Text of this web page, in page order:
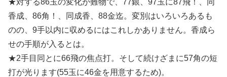
香成、86角！、同成香、88金迄。変別はいろいろあるも
のの、9手以内に収めるにはこれしかありません。香成ら
せの手順が入るとは。
★2手目同とに66飛の焦点打。そして続けざまに57角の短
打が光ります(55玉に46金を用意するため)。